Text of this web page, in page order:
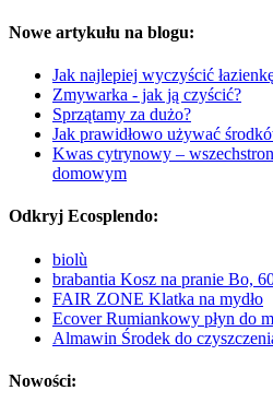
Nowe artykułu na blogu:
Jak najlepiej wyczyścić
Zmywarka - jak ją czyścić?
Sprzątamy za dużo?
Jak prawidłowo używać
Kwas cytrynowy –
domowym
Odkryj Ecosplendo:
biolù
brabantia Kosz na pranie Bo,
FAIR ZONE Klatka na mydło
Ecover Rumiankowy płyn do
Almawin Środek do
Nowości: